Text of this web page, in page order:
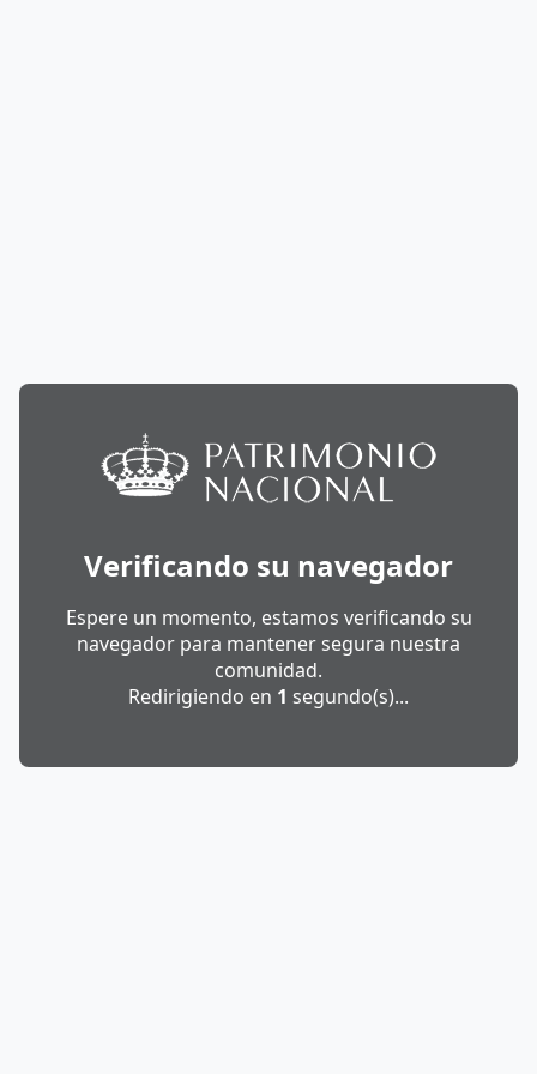
Verificando su navegador
Espere un momento, estamos verificando su
navegador para mantener segura nuestra
comunidad.
Redirigiendo en 1 segundo(s)...